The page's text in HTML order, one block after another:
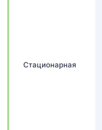
Стационарная